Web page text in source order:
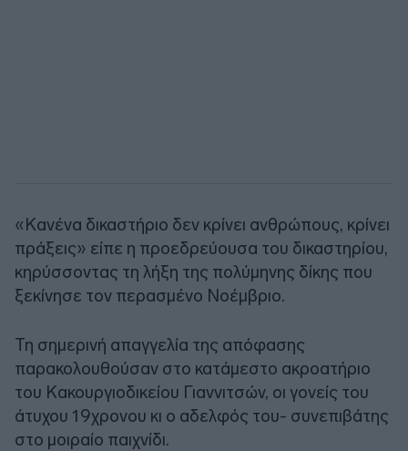
«Κανένα δικαστήριο δεν κρίνει ανθρώπους, κρίνει
πράξεις» είπε η προεδρεύουσα του δικαστηρίου,
κηρύσσοντας τη λήξη της πολύμηνης δίκης που
ξεκίνησε τον περασμένο Νοέμβριο.
Τη σημερινή απαγγελία της απόφασης
παρακολουθούσαν στο κατάμεστο ακροατήριο
του Κακουργιοδικείου Γιαννιτσών, οι γονείς του
άτυχου 19χρονου κι ο αδελφός του- συνεπιβάτης
στο μοιραίο παιχνίδι.